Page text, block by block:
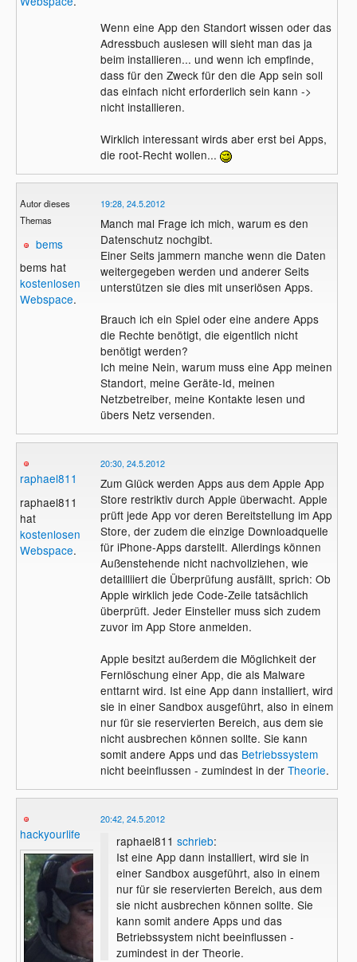
Wenn eine App den Standort wissen oder das
Adressbuch auslesen will sieht man das ja
beim installieren... und wenn ich empfinde,
dass für den Zweck für den die App sein soll
das einfach nicht erforderlich sein kann ->
nicht installieren.
Wirklich interessant wirds aber erst bei Apps,
die root-Recht wollen...
Autor dieses
Themas
bems
bems hat
kostenlosen
Webspace.
19:28, 24.5.2012
Manch mal Frage ich mich, warum es den
Datenschutz nochgibt.
Einer Seits jammern manche wenn die Daten
weitergegeben werden und anderer Seits
unterstützen sie dies mit unseriösen Apps.
Brauch ich ein Spiel oder eine andere Apps
die Rechte benötigt, die eigentlich nicht
benötigt werden?
Ich meine Nein, warum muss eine App meinen
Standort, meine Geräte-Id, meinen
Netzbetreiber, meine Kontakte lesen und
übers Netz versenden.
raphael811
raphael811
hat
kostenlosen
Webspace.
20:30, 24.5.2012
Zum Glück werden Apps aus dem Apple App
Store restriktiv durch Apple überwacht. Apple
prüft jede App vor deren Bereitstellung im App
Store, der zudem die einzige Downloadquelle
für iPhone-Apps darstellt. Allerdings können
Außenstehende nicht nachvollziehen, wie
detailliiert die Überprüfung ausfällt, sprich: Ob
Apple wirklich jede Code-Zeile tatsächlich
überprüft. Jeder Einsteller muss sich zudem
zuvor im App Store anmelden.
Apple besitzt außerdem die Möglichkeit der
Fernlöschung einer App, die als Malware
enttarnt wird. Ist eine App dann installiert, wird
sie in einer Sandbox ausgeführt, also in einem
nur für sie reservierten Bereich, aus dem sie
nicht ausbrechen können sollte. Sie kann
somit andere Apps und das Betriebssystem
nicht beeinflussen - zumindest in der Theorie.
hackyourlife
20:42, 24.5.2012
raphael811 schrieb:
Ist eine App dann installiert, wird sie in
einer Sandbox ausgeführt, also in einem
nur für sie reservierten Bereich, aus dem
sie nicht ausbrechen können sollte. Sie
kann somit andere Apps und das
Betriebssystem nicht beeinflussen -
zumindest in der Theorie.